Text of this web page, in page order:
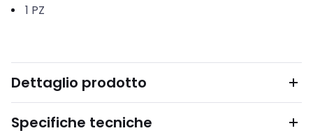
1 PZ
Dettaglio prodotto
Specifiche tecniche